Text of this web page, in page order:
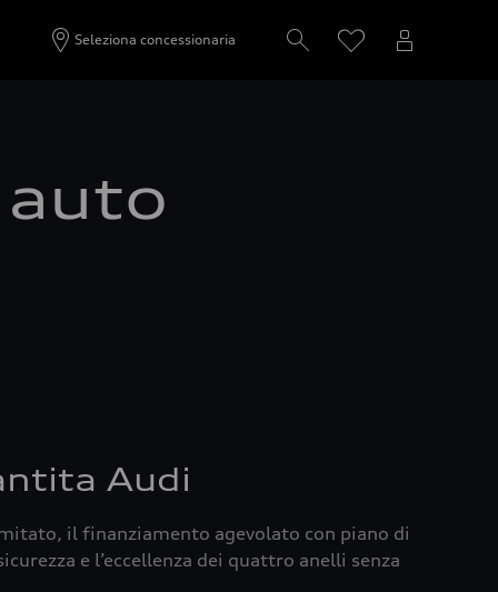
Seleziona concessionaria
Audi
il finanziamento agevolato con piano di
e l’eccellenza dei quattro anelli senza